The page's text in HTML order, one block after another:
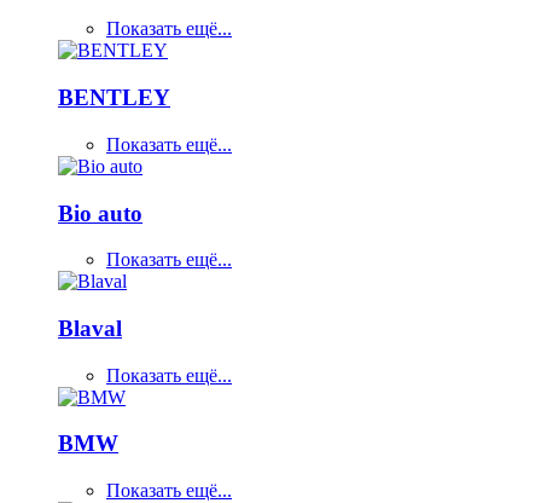
Показать ещё...
BENTLEY
Показать ещё...
Bio auto
Показать ещё...
Blaval
Показать ещё...
BMW
Показать ещё...